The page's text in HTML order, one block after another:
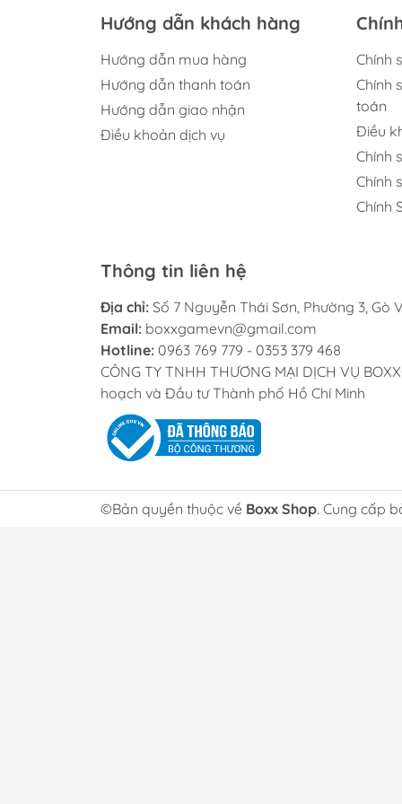
Hướng dẫn khách hàng
Hướng dẫn mua hàng
Hướng dẫn thanh toán
Hướng dẫn giao nhận
Điều khoản dịch vụ
Chính
Chính
toán
Điều
Chính
Chính
Chính
Thông tin liên hệ
Địa chỉ: Số 7 Nguyễn Thái Sơn, Phường 3, Gò
Email: boxxgamevn@gmail.com
Hotline: 0963 769 779 - 0353 379 468
CÔNG TY TNHH THƯƠNG MẠI DỊCH VỤ
hoạch và Đầu tư Thành phố Hồ Chí Minh
©Bản quyền thuộc về Boxx Shop. Cung cấp